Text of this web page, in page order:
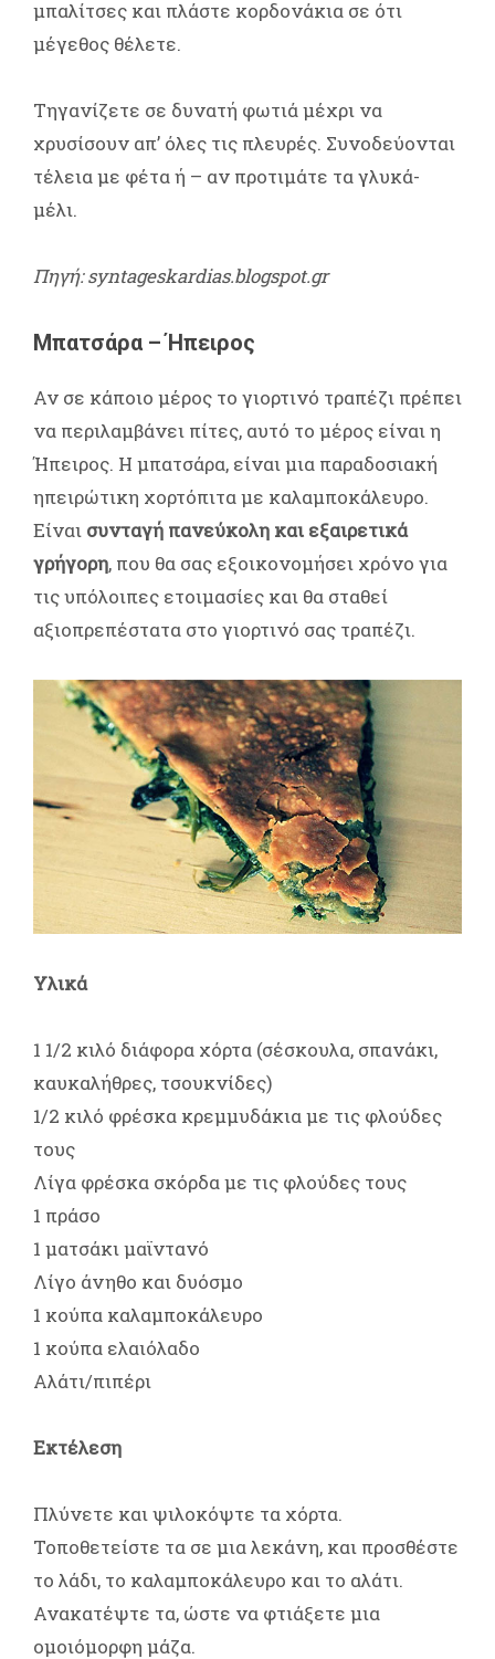
μπαλίτσες και πλάστε κορδονάκια σε ότι
μέγεθος θέλετε.
Τηγανίζετε σε δυνατή φωτιά μέχρι να
χρυσίσουν απ’ όλες τις πλευρές. Συνοδεύονται
τέλεια με φέτα ή – αν προτιμάτε τα γλυκά-
μέλι.
Πηγή: syntageskardias.blogspot.gr
Μπατσάρα – Ήπειρος
Αν σε κάποιο μέρος το γιορτινό τραπέζι πρέπει
να περιλαμβάνει πίτες, αυτό το μέρος είναι η
Ήπειρος. Η μπατσάρα, είναι μια παραδοσιακή
ηπειρώτικη χορτόπιτα με καλαμποκάλευρο.
Είναι συνταγή πανεύκολη και εξαιρετικά
γρήγορη, που θα σας εξοικονομήσει χρόνο για
τις υπόλοιπες ετοιμασίες και θα σταθεί
αξιοπρεπέστατα στο γιορτινό σας τραπέζι.
Υλικά
1 1/2 κιλό διάφορα χόρτα (σέσκουλα, σπανάκι,
καυκαλήθρες, τσουκνίδες)
1/2 κιλό φρέσκα κρεμμυδάκια με τις φλούδες
τους
Λίγα φρέσκα σκόρδα με τις φλούδες τους
1 πράσο
1 ματσάκι μαϊντανό
Λίγο άνηθο και δυόσμο
1 κούπα καλαμποκάλευρο
1 κούπα ελαιόλαδο
Αλάτι/πιπέρι
Εκτέλεση
Πλύνετε και ψιλοκόψτε τα χόρτα.
Τοποθετείστε τα σε μια λεκάνη, και προσθέστε
το λάδι, το καλαμποκάλευρο και το αλάτι.
Ανακατέψτε τα, ώστε να φτιάξετε μια
ομοιόμορφη μάζα.